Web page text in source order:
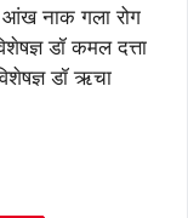
आंख नाक गला रोग
डॉ कमल दत्ता
डॉ ऋचा